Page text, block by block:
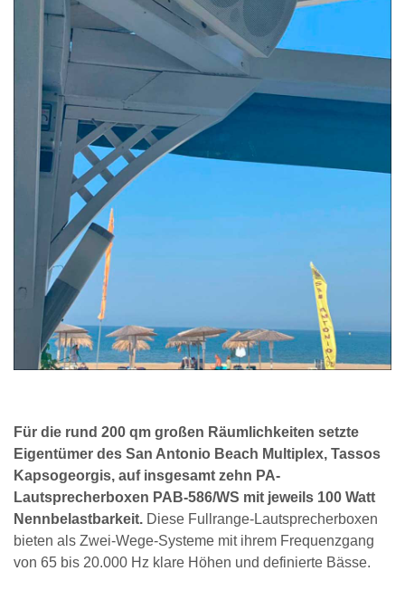
Für die rund 200 qm großen Räumlichkeiten setzte
Eigentümer des San Antonio Beach Multiplex, Tassos
Kapsogeorgis, auf insgesamt zehn PA-
Lautsprecherboxen PAB-586/WS mit jeweils 100 Watt
Nennbelastbarkeit. Diese Fullrange-Lautsprecherboxen
bieten als Zwei-Wege-Systeme mit ihrem Frequenzgang
von 65 bis 20.000 Hz klare Höhen und definierte Bässe.